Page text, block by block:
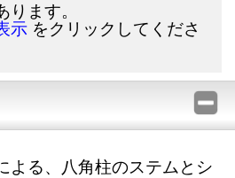
ます。
示 をクリックしてくださ
よる、八角柱のステムとシ